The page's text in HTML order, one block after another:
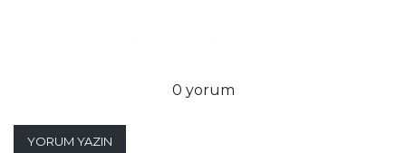
0 yorum
YORUM YAZIN